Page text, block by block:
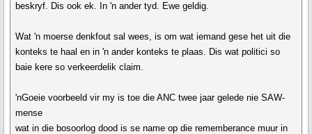
beskryf. Dis ook ek. In 'n ander tyd. Ewe geldig.
Wat 'n moerse denkfout sal wees, is om wat iemand gese het uit die
konteks te haal en in 'n ander konteks te plaas. Dis wat politici so
baie kere so verkeerdelik claim.
'nGoeie voorbeeld vir my is toe die ANC twee jaar gelede nie SAW-
mense
wat in die bosoorlog dood is se name op die rememberance muur in